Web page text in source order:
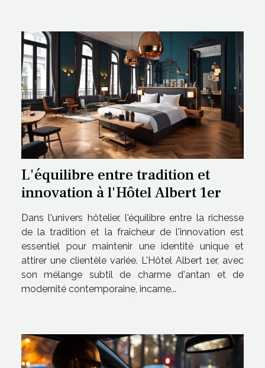
L'équilibre entre tradition et
innovation à l'Hôtel Albert 1er
Dans l'univers hôtelier, l'équilibre entre la richesse
de la tradition et la fraîcheur de l'innovation est
essentiel pour maintenir une identité unique et
attirer une clientèle variée. L'Hôtel Albert 1er, avec
son mélange subtil de charme d'antan et de
modernité contemporaine, incarne...